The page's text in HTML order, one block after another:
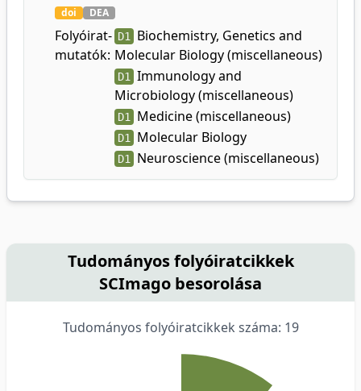
doi DEA
Folyóirat-
mutatók:
D1 Biochemistry, Genetics and
Molecular Biology (miscellaneous)
D1 Immunology and
Microbiology (miscellaneous)
D1 Medicine (miscellaneous)
D1 Molecular Biology
D1 Neuroscience (miscellaneous)
Tudományos folyóiratcikkek
SCImago besorolása
Tudományos folyóiratcikkek száma: 19